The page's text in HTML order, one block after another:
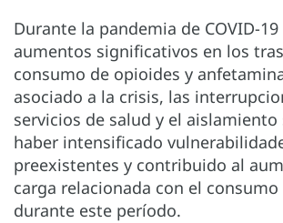
Durante la pandemia de COVID-
aumentos significativos en los
consumo de opioides y
asociado a la crisis, las
servicios de salud y el aislamiento
haber intensificado
preexistentes y contribuido al
carga relacionada con el
durante este período.